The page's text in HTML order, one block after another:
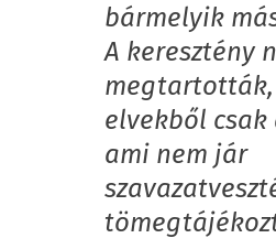
bármelyik
A keresztény
megtartották,
elvekből csak
ami nem jár